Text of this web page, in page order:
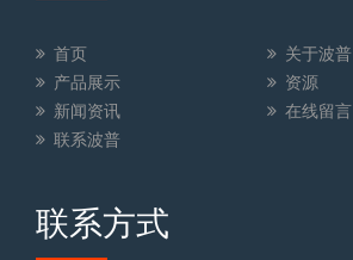
首页
关于波普
产品展示
资源
新闻资讯
在线留言
联系波普
联系方式